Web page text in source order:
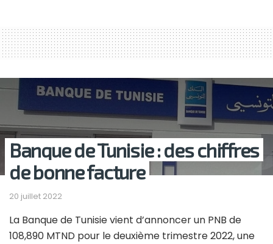
Banque de Tunisie : des chiffres
de bonne facture
20 juillet 2022
La Banque de Tunisie vient d’annoncer un PNB de
108,890 MTND pour le deuxième trimestre 2022, une